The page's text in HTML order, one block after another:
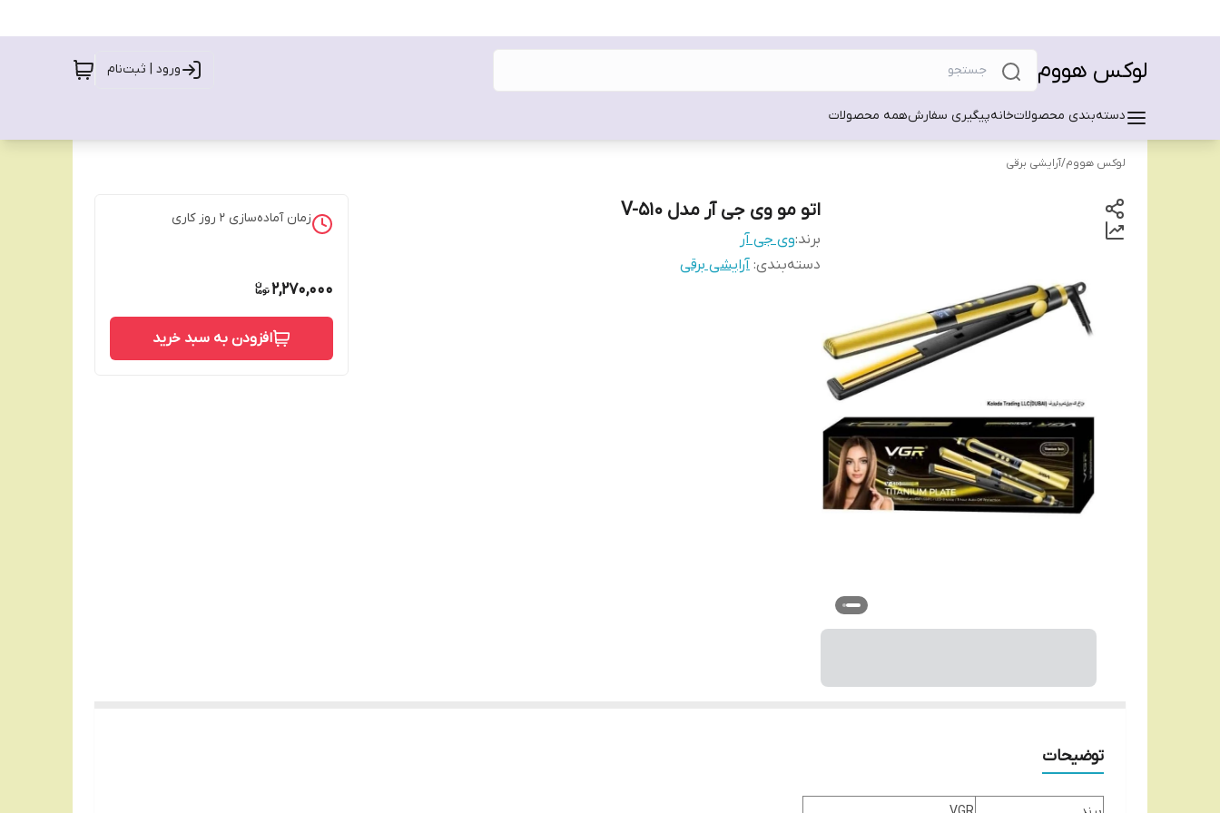
لوکس هووم ورود | ثبت‌نام
دسته‌بندی محصولاتخانهپیگیری سفارشهمه محصولات
لوکس هووم/آرایشی برقی
اتو مو وی جی آر مدل V-510
برند:وی جی آر
دسته‌بندی: آرایشی برقی
زمان آماده‌سازی 2 روز کاری
2,270,000
افزودن به سبد خرید
توضیحات